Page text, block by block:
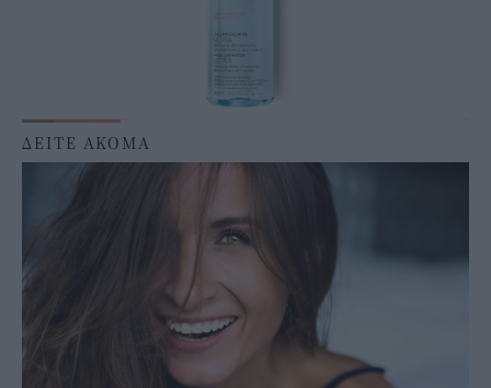
ΔΕΙΤΕ ΑΚΟΜΑ